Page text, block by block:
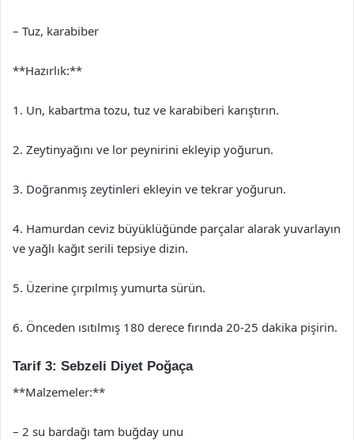
– Tuz, karabiber
**Hazırlık:**
1. Un, kabartma tozu, tuz ve karabiberi karıştırın.
2. Zeytinyağını ve lor peynirini ekleyip yoğurun.
3. Doğranmış zeytinleri ekleyin ve tekrar yoğurun.
4. Hamurdan ceviz büyüklüğünde parçalar alarak yuvarlayın
ve yağlı kağıt serili tepsiye dizin.
5. Üzerine çırpılmış yumurta sürün.
6. Önceden ısıtılmış 180 derece fırında 20-25 dakika pişirin.
Tarif 3: Sebzeli Diyet Poğaça
**Malzemeler:**
– 2 su bardağı tam buğday unu